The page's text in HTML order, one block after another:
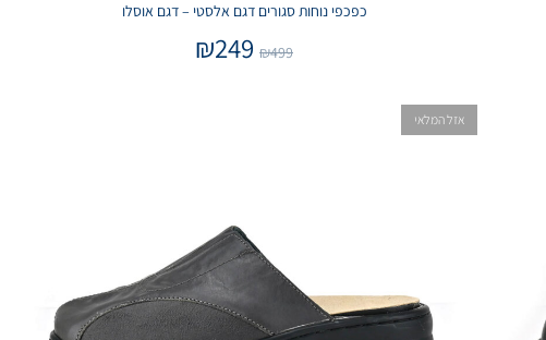
כפכפי נוחות סגורים דגם אלסטי – דגם אוסלו
₪499
₪249
אזל המלאי